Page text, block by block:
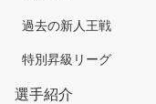
過去の新人王戦
特別昇級リーグ
選手紹介